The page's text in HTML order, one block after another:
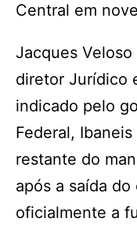
Central em
Jacques
diretor Jurídico
indicado pelo
Federal,
restante do
após a saída
oficialmente a